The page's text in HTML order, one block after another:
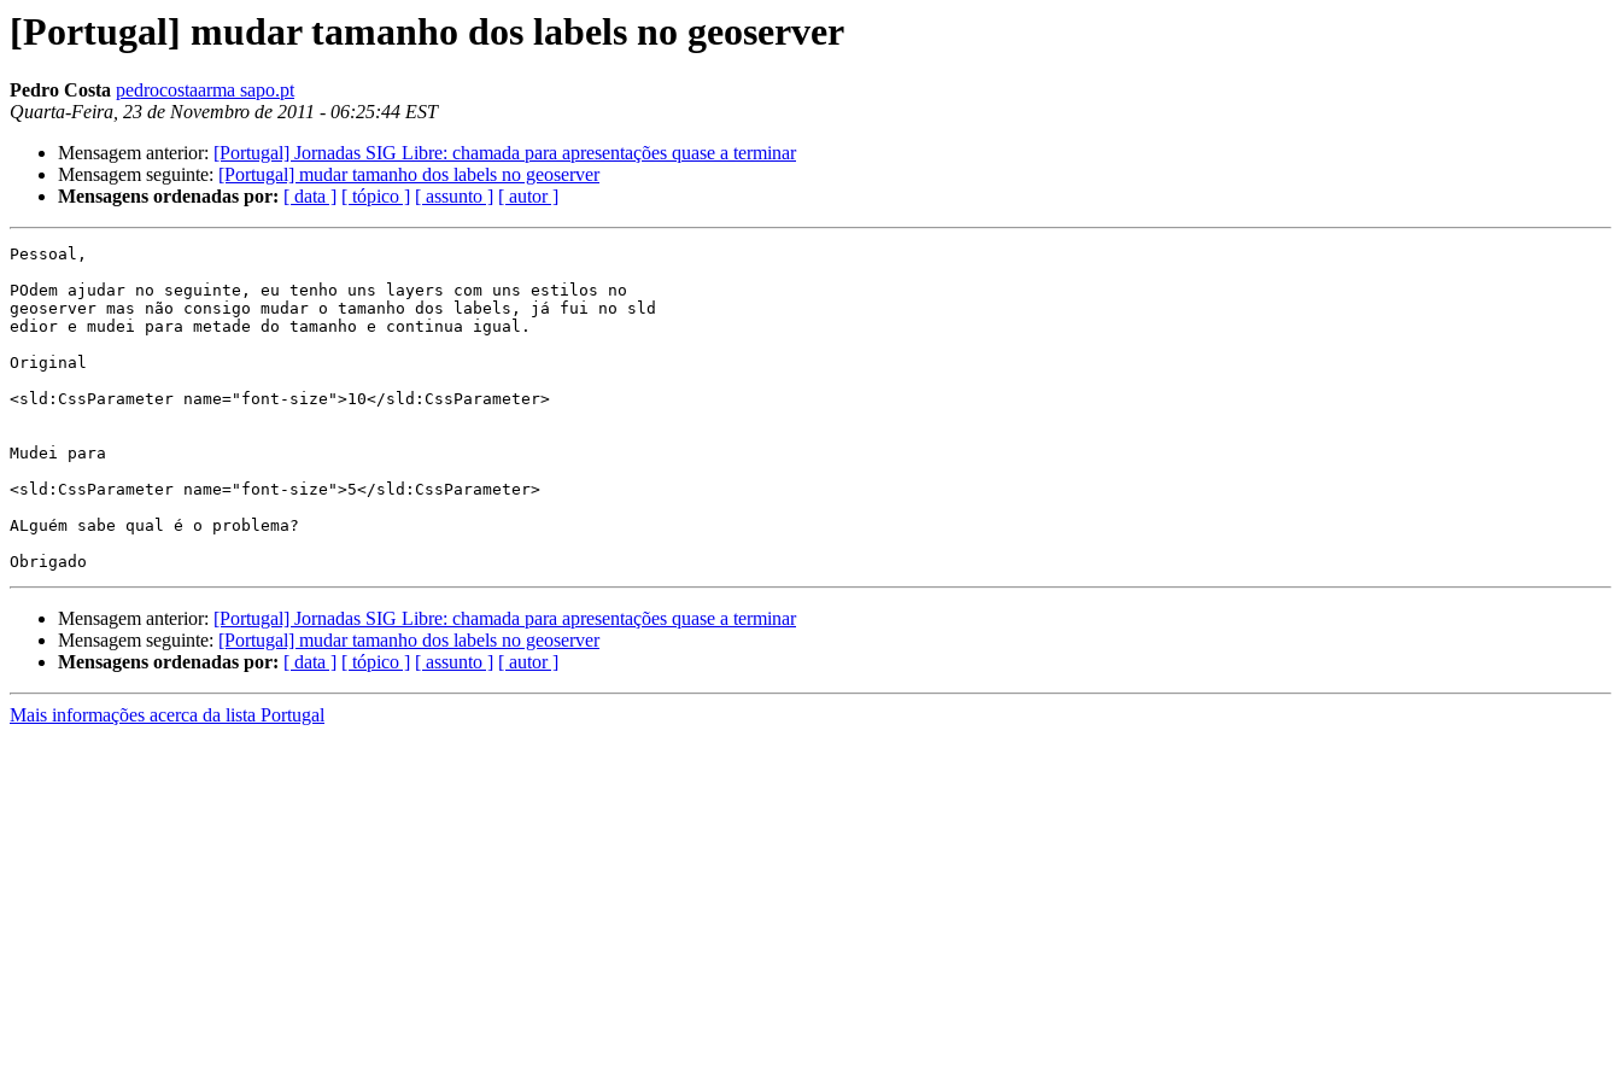
[Portugal] mudar tamanho dos labels no geoserver
Pedro Costa pedrocostaarma sapo.pt
Quarta-Feira, 23 de Novembro de 2011 - 06:25:44 EST
Mensagem anterior: [Portugal] Jornadas SIG Libre: chamada para apresentações quase a terminar
Mensagem seguinte: [Portugal] mudar tamanho dos labels no geoserver
Mensagens ordenadas por: [ data ] [ tópico ] [ assunto ] [ autor ]
Pessoal,
POdem ajudar no seguinte, eu tenho uns layers com uns estilos no
geoserver mas não consigo mudar o tamanho dos labels, já fui no sld
edior e mudei para metade do tamanho e continua igual.
Original
<sld:CssParameter name="font-size">10</sld:CssParameter>
Mudei para
<sld:CssParameter name="font-size">5</sld:CssParameter>
ALguém sabe qual é o problema?
Mensagem anterior: [Portugal] Jornadas SIG Libre: chamada para apresentações quase a terminar
Mensagem seguinte: [Portugal] mudar tamanho dos labels no geoserver
Mensagens ordenadas por: [ data ] [ tópico ] [ assunto ] [ autor ]
Mais informações acerca da lista Portugal